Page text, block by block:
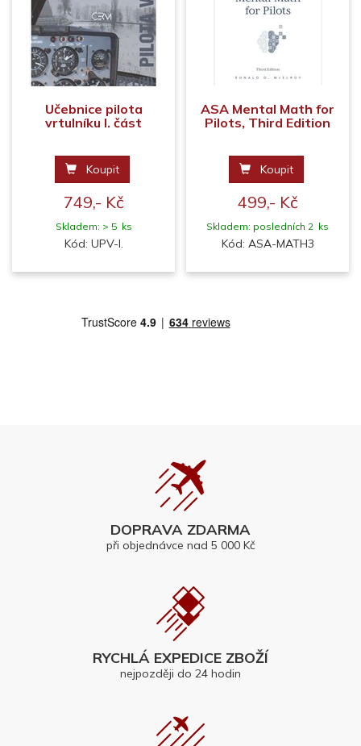
Učebnice pilota
vrtulníku I. část
Koupit
749,- Kč
Skladem: > 5 ks
Kód: UPV-I.
ASA Mental Math for
Pilots, Third Edition
Koupit
499,- Kč
Skladem: posledních 2 ks
Kód: ASA-MATH3
DOPRAVA ZDARMA
při objednávce nad 5 000 Kč
RYCHLÁ EXPEDICE ZBOŽÍ
nejpozději do 24 hodin